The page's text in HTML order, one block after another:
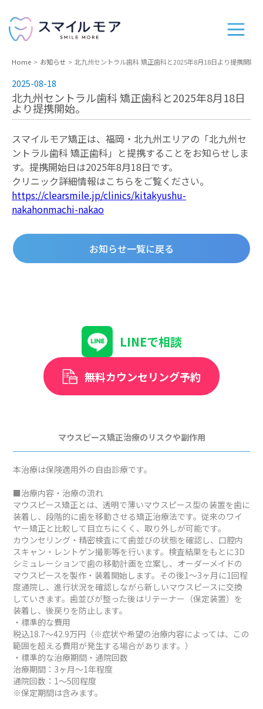
Home お知らせ 北九州セントラル歯科 矯正歯科と2025年8月18日より提携開始。
2025-08-18
北九州セントラル歯科 矯正歯科と2025年8月18日
より提携開始。
スマイルモア矯正は、福岡・北九州エリアの「北九州セ
ントラル歯科 矯正歯科」と提携することをお知らせしま
す。提携開始日は2025年8月18日です。
クリニック詳細情報はこちらをご覧ください。
https://clearsmile.jp/clinics/kitakyushu-
nakahonmachi-nakao
お知らせ一覧に戻る
LINEで相談
無料カウンセリング予約
マウスピース矯正治療のリスクや副作用
本治療は保険適用外の自由診療です。
■治療内容・治療の流れ
マウスピース矯正とは、透明で薄いマウスピース型の装置を歯に
装着し、段階的に歯を移動させる矯正治療法です。従来のワイ
ヤー矯正と比較して目立ちにくく、取り外しが可能です。
カウンセリング・精密検査にて歯並びの状態を確認し、口腔内
スキャン・レントゲン撮影等を行います。検査結果をもとに3D
シミュレーションで歯の移動計画を立案し、オーダーメイドの
マウスピースを製作・装着開始します。その後1～3ヶ月に1回程
度通院し、進行状況を確認しながら新しいマウスピースに交換
していきます。歯並びが整った後はリテーナー（保定装置）を
装着し、後戻りを防止します。
・標準的な費用
税込18.7～42.9万円（※症状や希望の治療内容によっては、この
範囲を超える費用が発生する場合があります。）
・標準的な治療期間・通院回数
治療期間：3ヶ月～1年程度
通院回数：1～5回程度
※保定期間は含みます。